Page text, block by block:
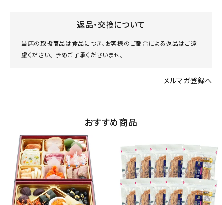
返品・交換について
当店の取扱商品は食品につき、お客様のご都合による返品はご遠
慮ください。 予めご了承くださいませ。
メルマガ登録へ
おすすめ商品